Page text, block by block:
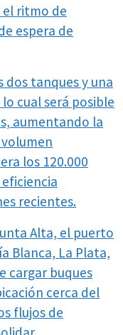
ritmo de
espera de
tanques y una
cual será posible
aumentando la
los 120.000
recientes.
Alta, el puerto
Blanca, La Plata,
cargar buques
cerca del
flujos de